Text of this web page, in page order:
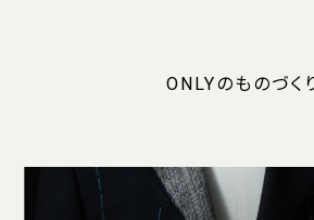
ONLYのものづく